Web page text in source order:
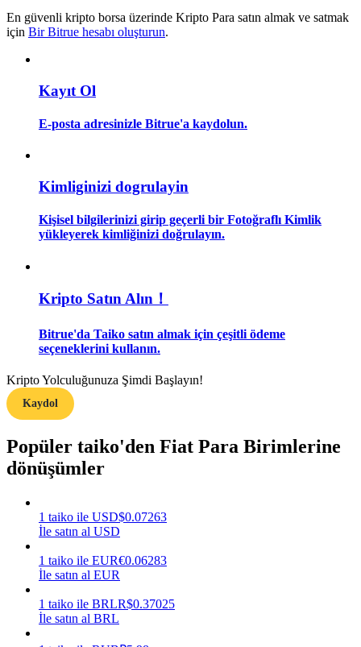
Rehber
Vadeli İşlemler Başlangıç Kılavuzu
Ticaret stratejileri
Kazan
Power Piggy
En güvenli kripto borsa üzerinde Kripto Para satın almak ve satmak
için Bir Bitrue hesabı oluşturun.
Kayıt Ol
E-posta adresinizle Bitrue'a kaydolun.
Kimliginizi dogrulayin
Kişisel bilgilerinizi girip geçerli bir Fotoğraflı Kimlik
yükleyerek kimliğinizi doğrulayın.
Kripto Satın Alın！
Bitrue'da Taiko satın almak için çeşitli ödeme
seçeneklerini kullanın.
Kripto Yolculuğunuza Şimdi Başlayın!
Kaydol
Popüler taiko'den Fiat Para Birimlerine
dönüşümler
1 taiko ile USD$0.07263
İle satın al USD
1 taiko ile EUR€0.06283
İle satın al EUR
1 taiko ile BRLR$0.37025
İle satın al BRL